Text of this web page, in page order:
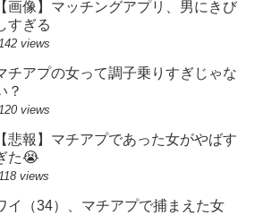
【画像】マッチングアプリ、男にきび
すぎる
views
チアプの女って調子乗りすぎじゃな
？
views
【悲報】マチアプであった女がやばす
た😭
views
イ（34）、マチアプで捕まえた女